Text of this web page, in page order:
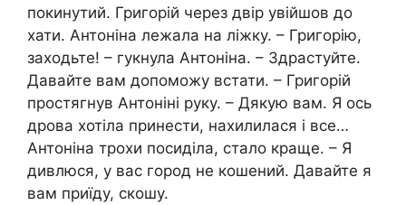
покинутий. Григорій через двір увійшов до
хати. Антоніна лежала на ліжку. – Григорію,
заходьте! – гукнула Антоніна. – Здрастуйте.
Давайте вам допоможу встати. – Григорій
простягнув Антоніні руку. – Дякую вам. Я ось
дрова хотіла принести, нахилилася і все…
Антоніна трохи посиділа, стало краще. – Я
дивлюся, у вас город не кошений. Давайте я
вам приїду, скошу.